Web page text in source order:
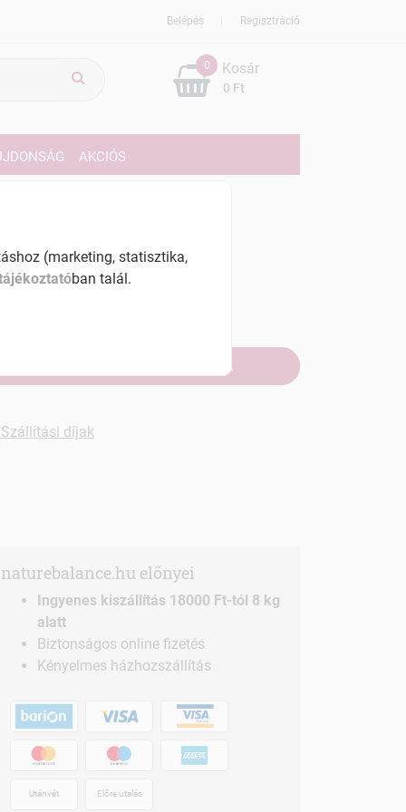
Regisztráció
Belépés
0
0 Ft
Kosár
AKCIÓS
ÁFÁ-val , [12536 Ft/kg]
Szállítási díjak
naturebalance.hu előnyei
Ingyenes kiszállítás 18000 Ft-tól 8 kg
alatt
Biztonságos online fizetés
Kényelmes házhozszállítás
Utánvét Előre utalás
(marketing, statisztika,
ban talál.